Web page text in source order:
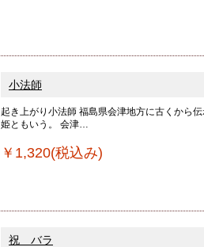
小法師
起き上がり小法師 福島県会津地方に古くから
姫ともいう。 会津…
￥1,320(税込み)
祝 バラ